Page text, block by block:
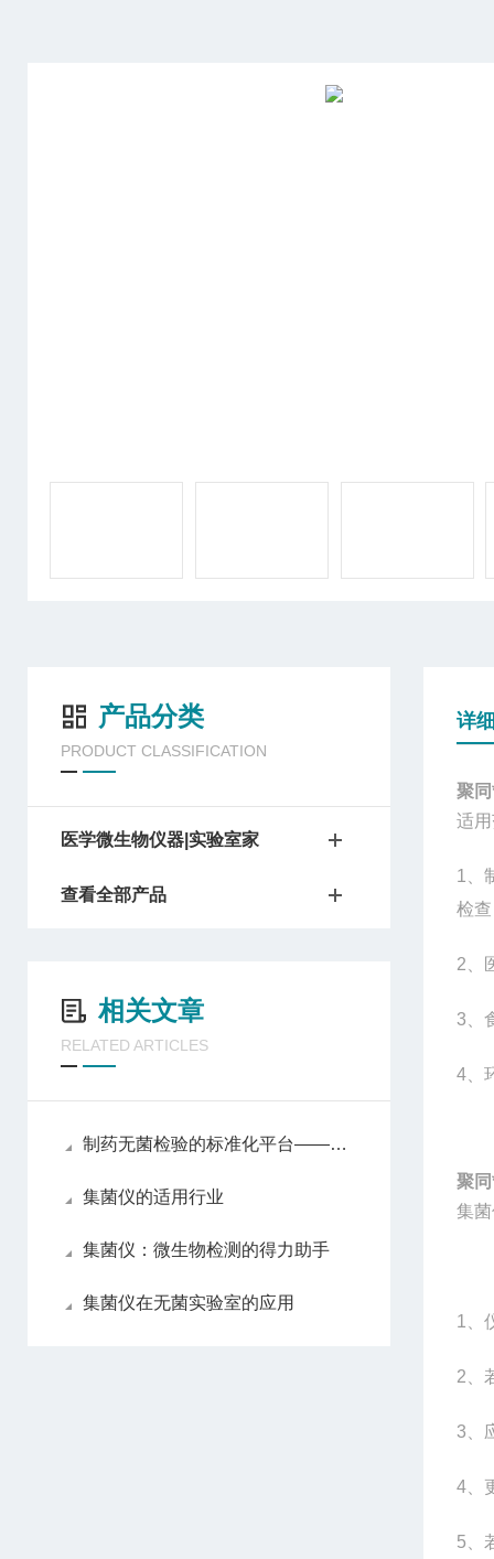
产品分类
PRODUCT CLASSIFICATION
医学微生物仪器|实验室家
查看全部产品
相关文章
RELATED ARTICLES
制药无菌检验的标准化平台——集菌仪的工作原理与应用
集菌仪的适用行业
集菌仪：微生物检测的得力助手
集菌仪在无菌实验室的应用
详
聚
适
1
检
2
3
4
聚
集
1
2
3
4
5